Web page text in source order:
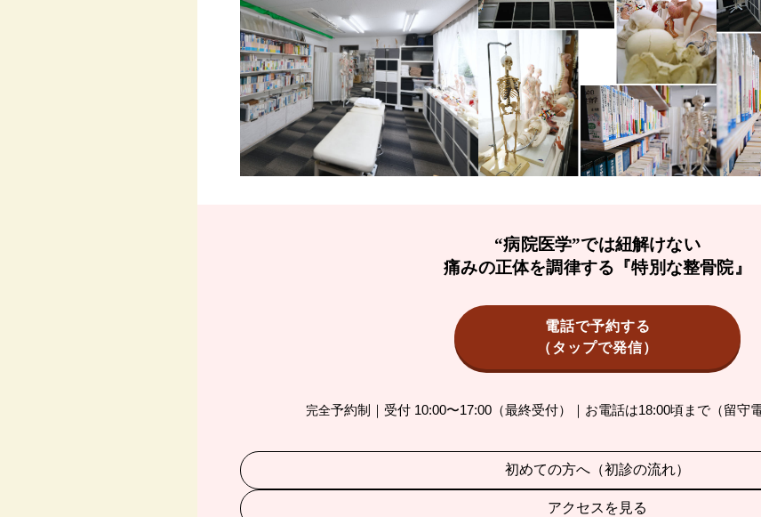
“病院医学”では紐解けない
痛みの正体を調律する『特別な整骨院』
電話で予約する
（タップで発信）
完全予約制｜受付 10:00〜17:00（最終受付）｜お電話は18:00頃まで（留守
初めての方へ（初診の流れ）
アクセスを見る